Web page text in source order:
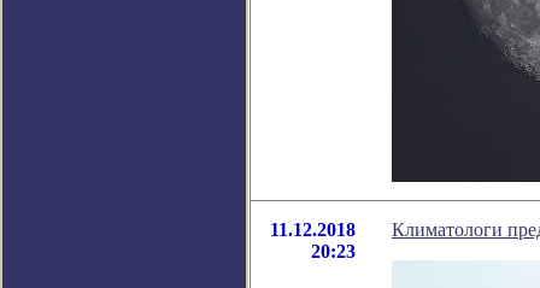
11.12.2018
20:23
Климатологи